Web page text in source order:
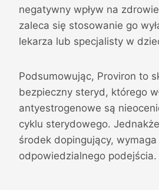
negatywny wpływ na
zaleca się stosowanie go
lekarza lub specjalisty w
Podsumowując, Proviron to
bezpieczny steryd, którego
antyestrogenowe są
cyklu sterydowego.
środek dopingujący,
odpowiedzialnego podejścia.